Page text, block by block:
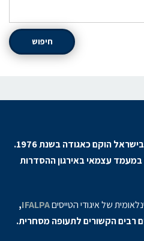
חיפוש
האיגוד הארצי לטייסי נתיבי אויר בישראל הוקם כאגודה בשנת 1976.
במעמד עצמאי באירגון ההסדרות
של איגודי הטייסיםIFALPA
,
רבים הקשורים לתעופה מסחרית.